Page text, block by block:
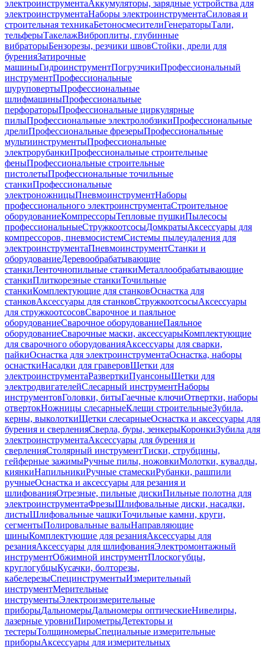
электроинструментаАккумуляторы, зарядные устройства для
электроинструментаНаборы электроинструментаСиловая и
строительная техникаБетоносмесителиГенераторыТали,
тельферыТакелажВиброплиты, глубинные
вибраторыБензорезы, резчики швовСтойки, дрели для
буренияЗатирочные
машиныГидроинструментПогрузчикиПрофессиональный
инструментПрофессиональные
шуруповертыПрофессиональные
шлифмашиныПрофессиональные
перфораторыПрофессиональные циркулярные
пилыПрофессиональные электролобзикиПрофессиональные
дрелиПрофессиональные фрезерыПрофессиональные
мультиинструментыПрофессиональные
электрорубанкиПрофессиональные строительные
феныПрофессиональные строительные
пистолетыПрофессиональные точильные
станкиПрофессиональные
электроножницыПневмоинструментНаборы
профессионального электроинструментаСтроительное
оборудованиеКомпрессорыТепловые пушкиПылесосы
профессиональныеСтружкоотсосыДомкратыАксессуары для
компрессоров, пневмосистемСистемы пылеудаления для
электроинструментаПневмоинструментСтанки и
оборудованиеДеревообрабатывающие
станкиЛенточнопильные станкиМеталлообрабатывающие
станкиПлиткорезные станкиТочильные
станкиКомплектующие для станковОснастка для
станковАксессуары для станковСтружкоотсосыАксессуары
для стружкоотсосовСварочное и паяльное
оборудованиеСварочное оборудованиеПаяльное
оборудованиеСварочные маски, аксессуарыКомплектующие
для сварочного оборудованияАксессуары для сварки,
пайкиОснастка для электроинструментаОснастка, наборы
оснасткиНасадки для граверовЩетки для
электроинструментаРазверткиПуансоныЩетки для
электродвигателейСлесарный инструментНаборы
инструментовГоловки, битыГаечные ключиОтвертки, наборы
отвертокНожницы слесарныеКлещи строительныеЗубила,
керны, выколоткиЩетки слесарныеОснастка и аксессуары для
бурения и сверленияСверла, буры, зенкерыКоронкиЗубила для
электроинструментаАксессуары для бурения и
сверленияСтолярный инструментТиски, струбцины,
гейферные зажимыРучные пилы, ножовкиМолотки, кувалды,
киянкиНапильникиРучные стамескиРубанки, рашпили
ручныеОснастка и аксессуары для резания и
шлифованияОтрезные, пильные дискиПильные полотна для
электроинструментаФрезыШлифовальные диски, насадки,
листыШлифовальные чашкиТочильные камни, круги,
сегментыПолировальные валыНаправляющие
шиныКомплектующие для резанияАксессуары для
резанияАксессуары для шлифованияЭлектромонтажный
инструментОбжимной инструментПлоскогубцы,
круглогубцыКусачки, болторезы,
кабелерезыСпецинструментыИзмерительный
инструментМерительные
инструментыЭлектроизмерительные
приборыДальномерыДальномеры оптическиеНивелиры,
лазерные уровниПирометрыДетекторы и
тестерыТолщиномерыСпециальные измерительные
приборыАксессуары для измерительных